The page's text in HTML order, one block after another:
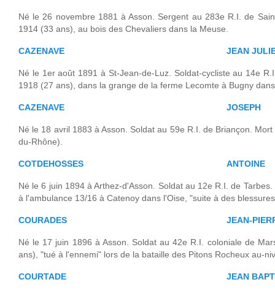
Né le 26 novembre 1881 à Asson. Sergent au 283e R.I. de
1914 (33 ans), au bois des Chevaliers dans la Meuse.
CAZENAVE JEAN
Né le 1er août 1891 à St-Jean-de-Luz. Soldat-cycliste au 14e
1918 (27 ans), dans la grange de la ferme Lecomte à Bugny
CAZENAVE JOSEPH
Né le 18 avril 1883 à Asson. Soldat au 59e R.I. de Briançon.
du-Rhône).
COTDEHOSSES ANTOINE
Né le 6 juin 1894 à Arthez-d'Asson. Soldat au 12e R.I. de
à l'ambulance 13/16 à Catenoy dans l'Oise, "suite à des
COURADES JEAN-
Né le 17 juin 1896 à Asson. Soldat au 42e R.I. coloniale de
ans), "tué à l'ennemi" lors de la bataille des Pitons Rocheux au-
COURTADE JEAN